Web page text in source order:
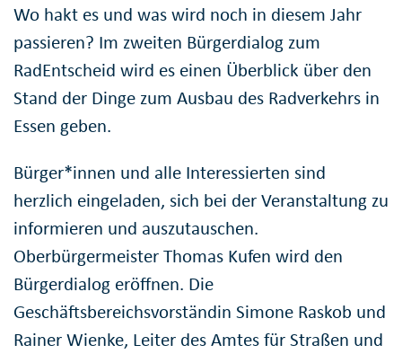
Wo hakt es und was wird noch in diesem Jahr
passieren? Im zweiten Bürgerdialog zum
RadEntscheid wird es einen Überblick über den
Stand der Dinge zum Ausbau des Radverkehrs in
Essen geben.
Bürger*innen und alle Interessierten sind
herzlich eingeladen, sich bei der Veranstaltung zu
informieren und auszutauschen.
Oberbürgermeister Thomas Kufen wird den
Bürgerdialog eröffnen. Die
Geschäftsbereichsvorständin Simone Raskob und
Rainer Wienke, Leiter des Amtes für Straßen und